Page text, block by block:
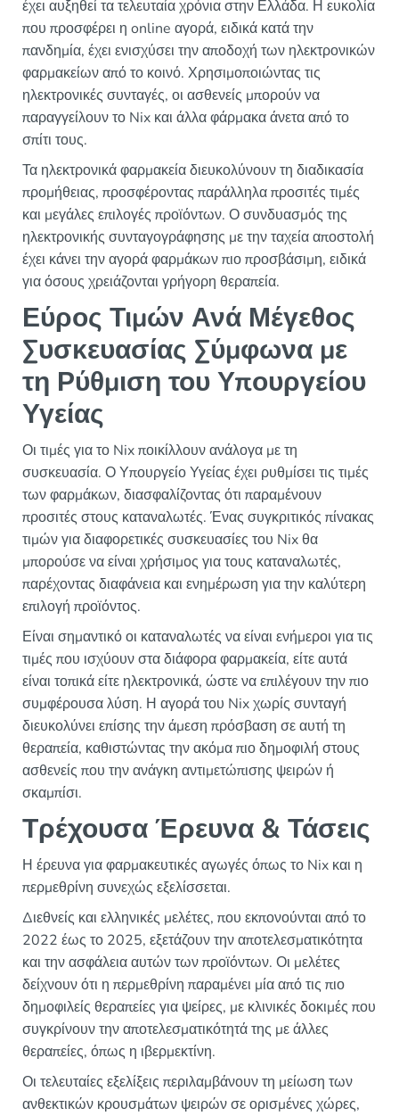
έχει αυξηθεί τα τελευταία χρόνια στην Ελλάδα. Η ευκολία
που προσφέρει η online αγορά, ειδικά κατά την
πανδημία, έχει ενισχύσει την αποδοχή των ηλεκτρονικών
φαρμακείων από το κοινό. Χρησιμοποιώντας τις
ηλεκτρονικές συνταγές, οι ασθενείς μπορούν να
παραγγείλουν το Nix και άλλα φάρμακα άνετα από το
σπίτι τους.
Τα ηλεκτρονικά φαρμακεία διευκολύνουν τη διαδικασία
προμήθειας, προσφέροντας παράλληλα προσιτές τιμές
και μεγάλες επιλογές προϊόντων. Ο συνδυασμός της
ηλεκτρονικής συνταγογράφησης με την ταχεία αποστολή
έχει κάνει την αγορά φαρμάκων πιο προσβάσιμη, ειδικά
για όσους χρειάζονται γρήγορη θεραπεία.
Εύρος Τιμών Ανά Μέγεθος
Συσκευασίας Σύμφωνα με
τη Ρύθμιση του Υπουργείου
Υγείας
Οι τιμές για το Nix ποικίλλουν ανάλογα με τη
συσκευασία. Ο Υπουργείο Υγείας έχει ρυθμίσει τις τιμές
των φαρμάκων, διασφαλίζοντας ότι παραμένουν
προσιτές στους καταναλωτές. Ένας συγκριτικός πίνακας
τιμών για διαφορετικές συσκευασίες του Nix θα
μπορούσε να είναι χρήσιμος για τους καταναλωτές,
παρέχοντας διαφάνεια και ενημέρωση για την καλύτερη
επιλογή προϊόντος.
Είναι σημαντικό οι καταναλωτές να είναι ενήμεροι για τις
τιμές που ισχύουν στα διάφορα φαρμακεία, είτε αυτά
είναι τοπικά είτε ηλεκτρονικά, ώστε να επιλέγουν την πιο
συμφέρουσα λύση. Η αγορά του Nix χωρίς συνταγή
διευκολύνει επίσης την άμεση πρόσβαση σε αυτή τη
θεραπεία, καθιστώντας την ακόμα πιο δημοφιλή στους
ασθενείς που την ανάγκη αντιμετώπισης ψειρών ή
σκαμπίσι.
Τρέχουσα Έρευνα & Τάσεις
Η έρευνα για φαρμακευτικές αγωγές όπως το Nix και η
περμεθρίνη συνεχώς εξελίσσεται.
Διεθνείς και ελληνικές μελέτες, που εκπονούνται από το
2022 έως το 2025, εξετάζουν την αποτελεσματικότητα
και την ασφάλεια αυτών των προϊόντων. Οι μελέτες
δείχνουν ότι η περμεθρίνη παραμένει μία από τις πιο
δημοφιλείς θεραπείες για ψείρες, με κλινικές δοκιμές που
συγκρίνουν την αποτελεσματικότητά της με άλλες
θεραπείες, όπως η ιβερμεκτίνη.
Οι τελευταίες εξελίξεις περιλαμβάνουν τη μείωση των
ανθεκτικών κρουσμάτων ψειρών σε ορισμένες χώρες,